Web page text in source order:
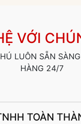
VỚI
LUÔN SẴN
HÀNG 24/7
TOÀN